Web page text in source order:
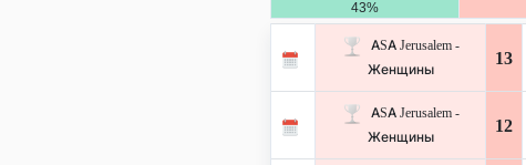
43%
ASA Jerusalem -
Женщины
13
ASA Jerusalem -
Женщины
12